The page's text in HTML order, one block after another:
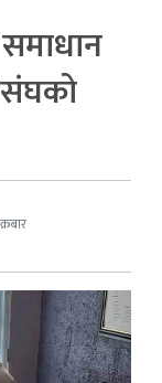
संघको